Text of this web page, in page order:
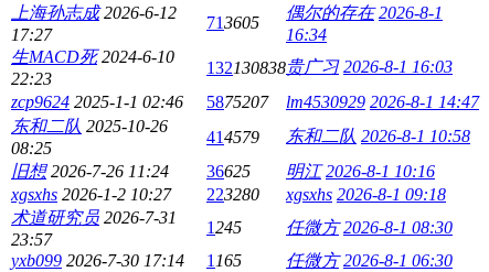
上海孙志成 2026-6-12
17:27
713605
偶尔的存在 2026-8-1
16:34
生MACD死 2024-6-10
22:23
132130838贵广习 2026-8-1 16:03
zcp9624 2025-1-1 02:46 5875207 lm4530929 2026-8-1 14:47
东和二队 2025-10-26
08:25
414579 东和二队 2026-8-1 10:58
旧想 2026-7-26 11:24 36625 明江 2026-8-1 10:16
xgsxhs 2026-1-2 10:27 223280 xgsxhs 2026-8-1 09:18
术道研究员 2026-7-31
23:57
1245 任微方 2026-8-1 08:30
yxb099 2026-7-30 17:14 1 165 任微方 2026-8-1 06:30